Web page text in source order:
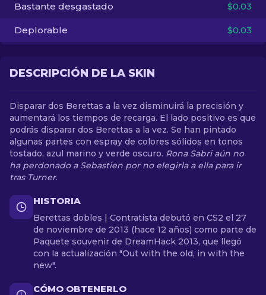
Bastante desgastado $0.03
Deplorable $0.03
DESCRIPCIÓN DE LA SKIN
Disparar dos Berettas a la vez disminuirá la precisión y
aumentará los tiempos de recarga. El lado positivo es que
podrás disparar dos Berettas a la vez. Se han pintado
algunas partes con espray de colores sólidos en tonos
tostado, azul marino y verde oscuro. Rona Sabri aún no
ha perdonado a Sebastien por no elegirla a ella para ir
tras Turner.
HISTORIA
Berettas dobles | Contratista debutó en CS2 el 27
de noviembre de 2013 (hace 12 años) como parte de
Paquete souvenir de DreamHack 2013, que llegó
con la actualización "Out with the old, in with the
new".
CÓMO OBTENERLO